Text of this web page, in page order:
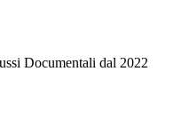
Documentali dal 2022